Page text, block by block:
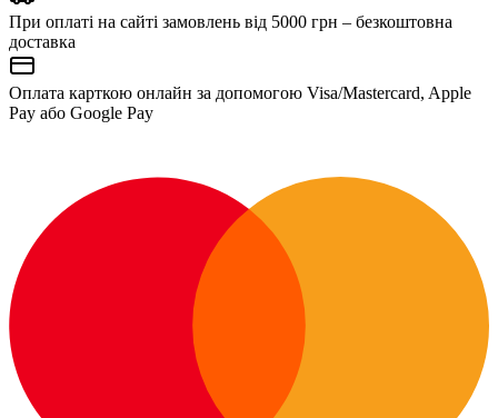
При оплаті на сайті замовлень від 5000 грн – безкоштовна
доставка
Оплата карткою онлайн за допомогою Visa/Mastercard, Apple
Pay або Google Pay